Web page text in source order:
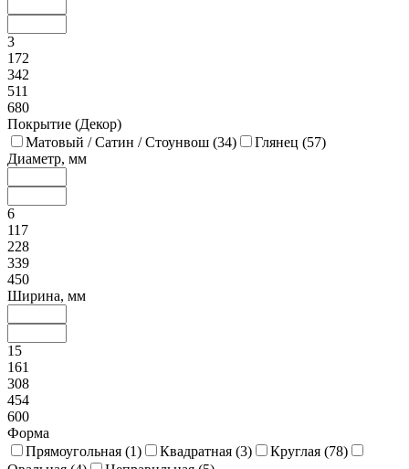
3
172
342
511
680
Покрытие (Декор)
Матовый / Сатин / Стоунвош (34) Глянец (57)
Диаметр, мм
6
117
228
339
450
Ширина, мм
15
161
308
454
600
Форма
Прямоугольная (1) Квадратная (3) Круглая (78)